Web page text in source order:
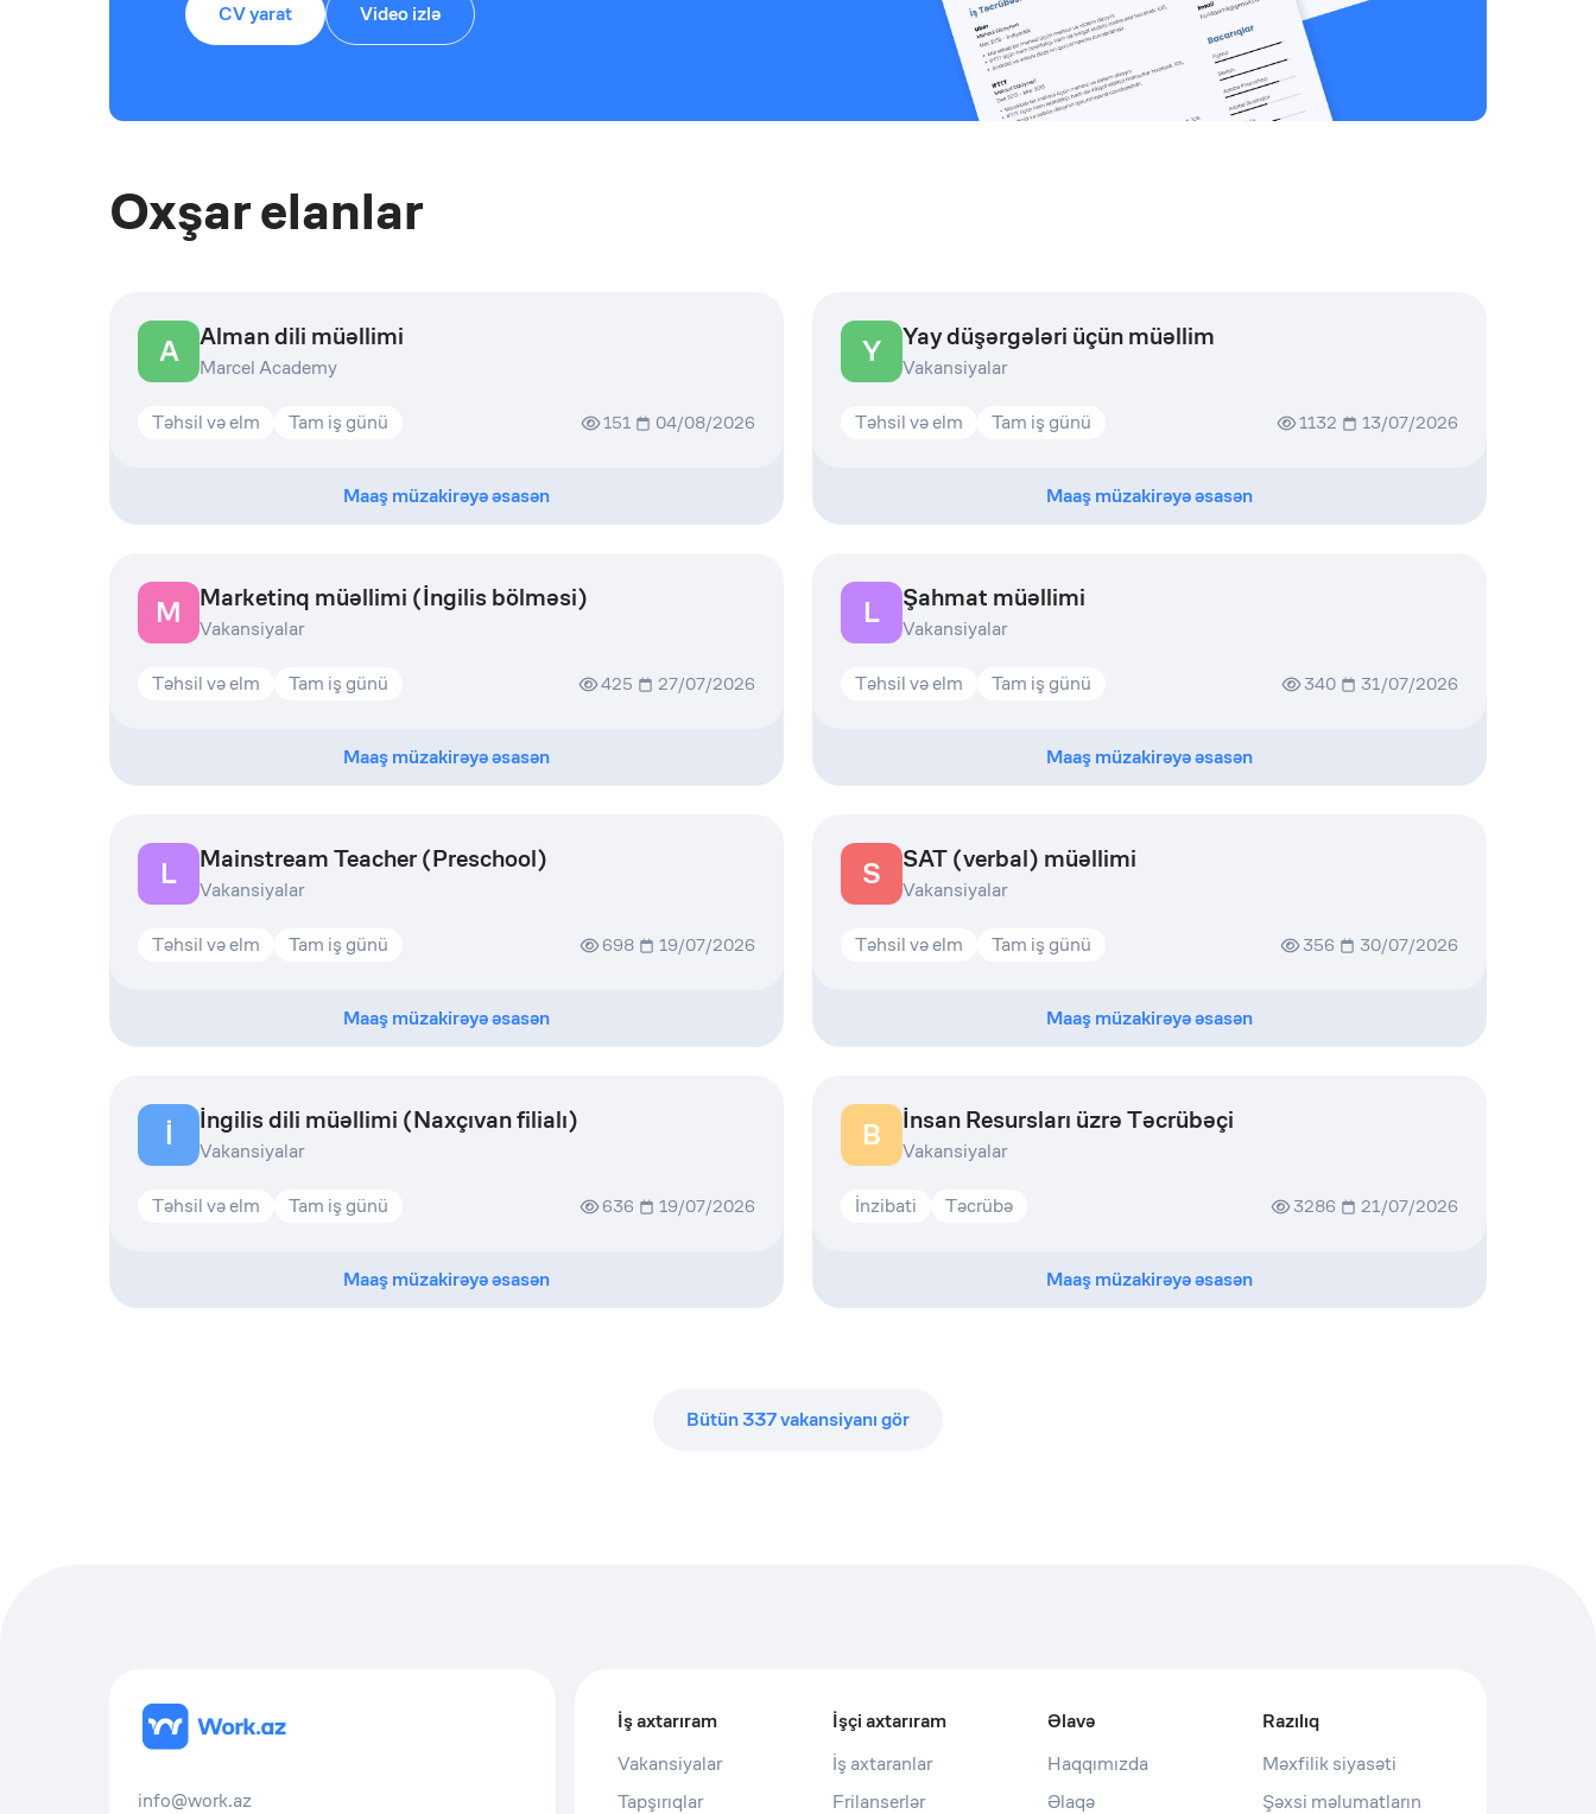
CV yarat Video izlə
Oxşar elanlar
A Alman dili müəllimi
Marcel Academy
Təhsil və elm Tam iş günü 151 04/08/2026
Maaş müzakirəyə əsasən
Y Yay düşərgələri üçün müəllim
Vakansiyalar
Təhsil və elm Tam iş günü 1132 13/07/2026
Maaş müzakirəyə əsasən
M Marketinq müəllimi (İngilis bölməsi)
Vakansiyalar
Təhsil və elm Tam iş günü 425 27/07/2026
Maaş müzakirəyə əsasən
L Şahmat müəllimi
Vakansiyalar
Təhsil və elm Tam iş günü 340 31/07/2026
Maaş müzakirəyə əsasən
L Mainstream Teacher (Preschool)
Vakansiyalar
Təhsil və elm Tam iş günü 698 19/07/2026
Maaş müzakirəyə əsasən
S SAT (verbal) müəllimi
Vakansiyalar
Təhsil və elm Tam iş günü 356 30/07/2026
Maaş müzakirəyə əsasən
İ İngilis dili müəllimi (Naxçıvan filialı)
Vakansiyalar
Təhsil və elm Tam iş günü 636 19/07/2026
Maaş müzakirəyə əsasən
B İnsan Resursları üzrə Təcrübəçi
Vakansiyalar
İnzibati Təcrübə 3286 21/07/2026
Maaş müzakirəyə əsasən
Bütün337vakansiyanı gör
info@work.az
İş axtarıram
Vakansiyalar
Tapşırıqlar
İşçi axtarıram
İş axtaranlar
Frilanserlər
Əlavə
Haqqımızda
Əlaqə
Razılıq
Məxfilik siyasəti
Şəxsi məlumatların